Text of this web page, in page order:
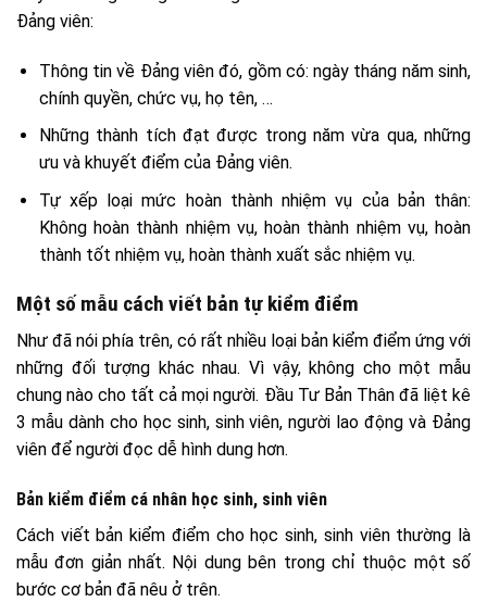
Đảng viên:
Thông tin về Đảng viên đó, gồm có: ngày tháng năm sinh,
chính quyền, chức vụ, họ tên, …
Những thành tích đạt được trong năm vừa qua, những
ưu và khuyết điểm của Đảng viên.
Tự xếp loại mức hoàn thành nhiệm vụ của bản thân:
Không hoàn thành nhiệm vụ, hoàn thành nhiệm vụ, hoàn
thành tốt nhiệm vụ, hoàn thành xuất sắc nhiệm vụ.
Một số mẫu cách viết bản tự kiểm điểm
Như đã nói phía trên, có rất nhiều loại bản kiểm điểm ứng với
những đối tượng khác nhau. Vì vậy, không cho một mẫu
chung nào cho tất cả mọi người. Đầu Tư Bản Thân đã liệt kê
3 mẫu dành cho học sinh, sinh viên, người lao động và Đảng
viên để người đọc dễ hình dung hơn.
Bản kiểm điểm cá nhân học sinh, sinh viên
Cách viết bản kiểm điểm cho học sinh, sinh viên thường là
mẫu đơn giản nhất. Nội dung bên trong chỉ thuộc một số
bước cơ bản đã nêu ở trên.